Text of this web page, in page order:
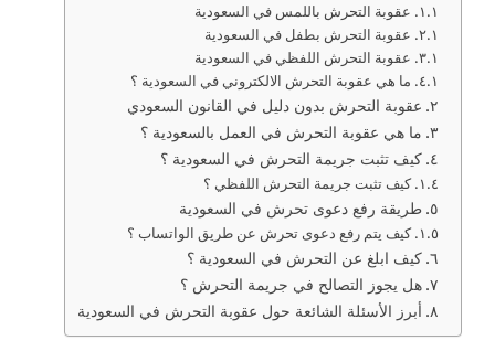
عقوبة التحرش باللمس في السعودية
عقوبة التحرش بطفل في السعودية
عقوبة التحرش اللفظي في السعودية
ما هي عقوبة التحرش الالكتروني في السعودية ؟
عقوبة التحرش بدون دليل في القانون السعودي
ما هي عقوبة التحرش في العمل بالسعودية ؟
كيف تثبت جريمة التحرش في السعودية ؟
كيف تثبت جريمة التحرش اللفظي ؟
طريقة رفع دعوى تحرش في السعودية
كيف يتم رفع دعوى تحرش عن طريق الواتساب ؟
كيف ابلغ عن التحرش في السعودية ؟
هل يجوز التصالح في جريمة التحرش ؟
أبرز الأسئلة الشائعة حول عقوبة التحرش في السعودية